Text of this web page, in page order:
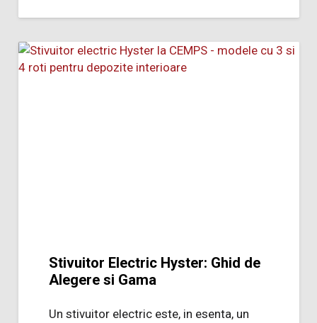
Stivuitor Electric Hyster: Ghid de
Alegere si Gama
Un stivuitor electric este, in esenta, un